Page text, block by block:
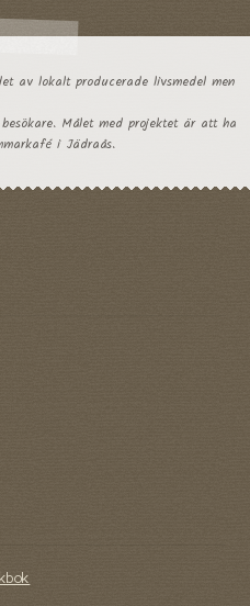
av lokalt producerade livsmedel men
Målet med projektet är att ha
i Jädraås.